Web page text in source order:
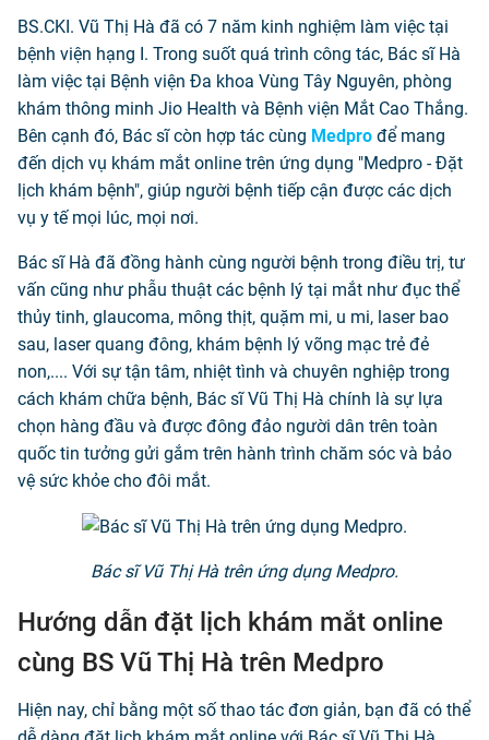
BS.CKI. Vũ Thị Hà đã có 7 năm kinh nghiệm làm việc tại
bệnh viện hạng I. Trong suốt quá trình công tác, Bác sĩ Hà
làm việc tại Bệnh viện Đa khoa Vùng Tây Nguyên, phòng
khám thông minh Jio Health và Bệnh viện Mắt Cao Thắng.
Bên cạnh đó, Bác sĩ còn hợp tác cùng Medpro để mang
đến dịch vụ khám mắt online trên ứng dụng "Medpro - Đặt
lịch khám bệnh", giúp người bệnh tiếp cận được các dịch
vụ y tế mọi lúc, mọi nơi.
Bác sĩ Hà đã đồng hành cùng người bệnh trong điều trị, tư
vấn cũng như phẫu thuật các bệnh lý tại mắt như đục thể
thủy tinh, glaucoma, mông thịt, quặm mi, u mi, laser bao
sau, laser quang đông, khám bệnh lý võng mạc trẻ đẻ
non,.... Với sự tận tâm, nhiệt tình và chuyên nghiệp trong
cách khám chữa bệnh, Bác sĩ Vũ Thị Hà chính là sự lựa
chọn hàng đầu và được đông đảo người dân trên toàn
quốc tin tưởng gửi gắm trên hành trình chăm sóc và bảo
vệ sức khỏe cho đôi mắt.
Bác sĩ Vũ Thị Hà trên ứng dụng Medpro.
Hướng dẫn đặt lịch khám mắt online
cùng BS Vũ Thị Hà trên Medpro
Hiện nay, chỉ bằng một số thao tác đơn giản, bạn đã có thể